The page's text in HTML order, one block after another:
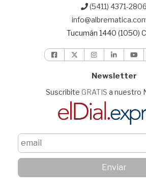
(5411) 4371-2806
Tucumán 1440 (1050)
Newsletter
Suscribite GRATIS a nuestro